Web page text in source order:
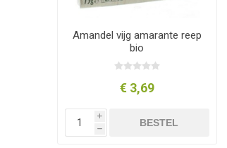
Amandel vijg amarante reep
bio
€ 3,69
i
h
BESTEL